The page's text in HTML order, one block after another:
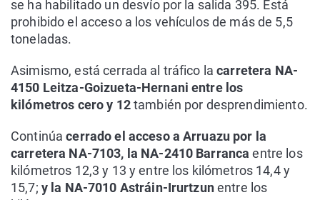
se ha habilitado un desvío por la salida 395. Está
prohibido el acceso a los vehículos de más de 5,5
toneladas.
Asimismo, está cerrada al tráfico lacarretera NA-
4150 Leitza-Goizueta-Hernani entre los
kilómetros cero y 12también por desprendimiento.
Continúacerrado el acceso a Arruazu por la
carretera NA-7103, la NA-2410 Barranca entre los
kilómetros 12,3 y 13 y entre los kilómetros 14,4 y
15,7; y la NA-7010 Astráin-Irurtzunentre los